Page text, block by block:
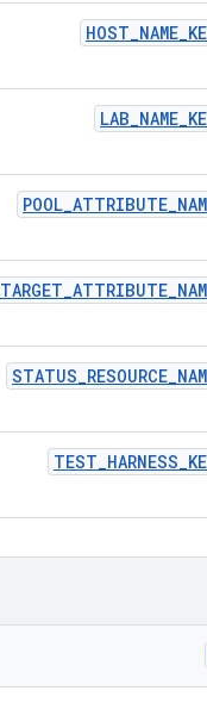
HOST_NAME_
LAB_NAME_
POOL_ATTRIBUTE_
TARGET_ATTRIBUTE_
STATUS_RESOURCE_
TEST_HARNESS_